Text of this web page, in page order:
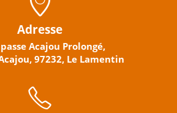
Adresse
Acajou Prolongé,
97232, Le Lamentin